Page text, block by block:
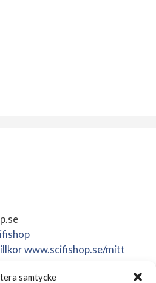
samtycke
www.scifishop.se/mitt